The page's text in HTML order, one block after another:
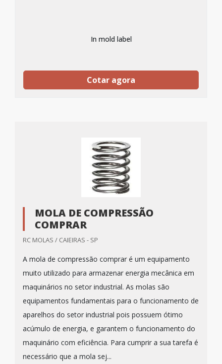
In mold label
Cotar agora
MOLA DE COMPRESSÃO
COMPRAR
RC MOLAS / CAIEIRAS - SP
A mola de compressão comprar é um equipamento
muito utilizado para armazenar energia mecânica em
maquinários no setor industrial. As molas são
equipamentos fundamentais para o funcionamento de
aparelhos do setor industrial pois possuem ótimo
acúmulo de energia, e garantem o funcionamento do
maquinário com eficiência. Para cumprir a sua tarefa é
necessário que a mola sej...